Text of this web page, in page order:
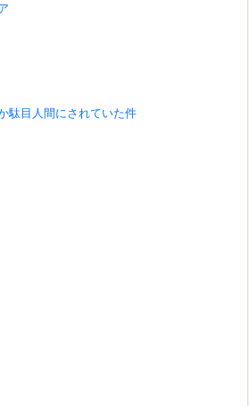
駄目人間にされていた件